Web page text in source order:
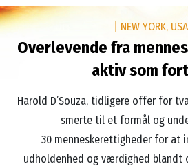
NEW YORK, USA
Overlevende fra
aktiv som
Harold D’Souza, tidligere offer for
smerte til et formål og
30 menneskerettigheder for at
udholdenhed og værdighed blandt